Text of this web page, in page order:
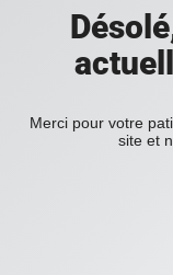
Merci pour votre
site et